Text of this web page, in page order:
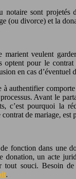
notaire sont projetés
(ou divorce) et la
marient veulent
optent pour le
en cas d’éventuel
à authentifier
Avant le
c’est pourquoi la
contrat de mariage, est
fonction dans une
donation, un acte
tout souci. Besoin de
.